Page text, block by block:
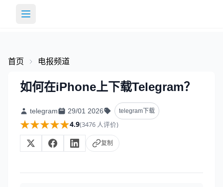
首页 电报频道
如何在iPhone上下载Telegram？
telegram 29/01 2026 telegram下载
★★★★★
★★★★★4.9(3476 人评价)
复制